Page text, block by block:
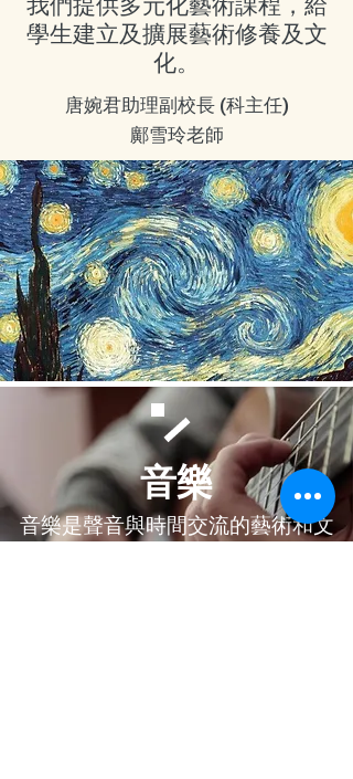
學生建立及擴展藝術修養及文
化。
唐婉君助理副校長 (科主任)
鄺雪玲老師
音樂
音樂是聲音與時間交流的藝術和文